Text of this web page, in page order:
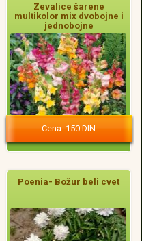
Zevalice šarene
multikolor mix dvobojne i
jednobojne
Cena: 150 DIN
Poenia- Božur beli cvet